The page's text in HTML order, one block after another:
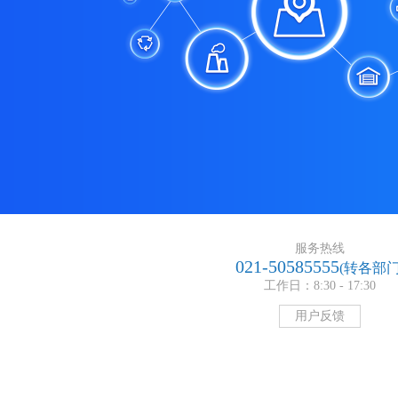
服务热线
021-50585555(转各部
工作日：8:30 - 17:30
用户反馈